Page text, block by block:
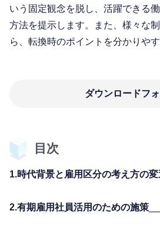
いう固定観念を脱し、活躍できる
方法を提示します。また、様々な
ら、転換時のポイントを分かりや
ダウンロードフ
目次
1.時代背景と雇用区分の考え方の変
2.有期雇用社員活用のための施策